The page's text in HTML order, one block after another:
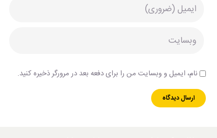
نام، ایمیل و وبسایت من را برای دفعه بعد در مرورگر ذخیره کنید.